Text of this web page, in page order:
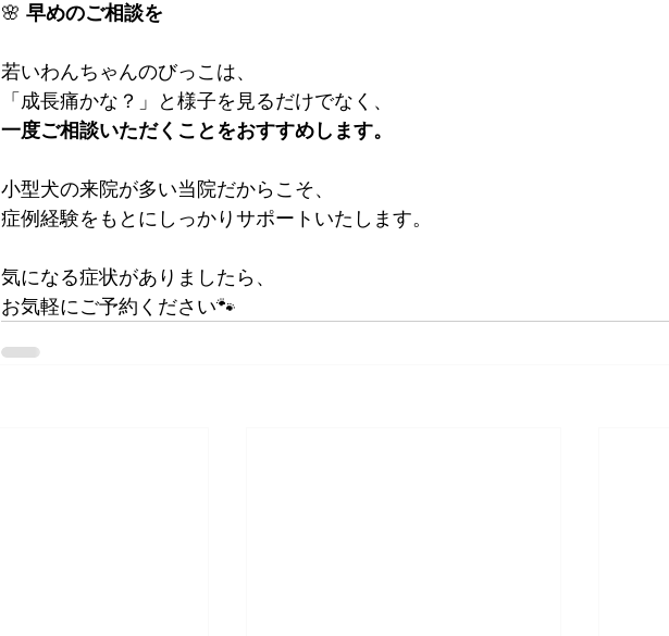
🌸 早めのご相談を
若いわんちゃんのびっこは、
「成長痛かな？」と様子を見るだけでなく、
一度ご相談いただくことをおすすめします。
小型犬の来院が多い当院だからこそ、
症例経験をもとにしっかりサポートいたします。
気になる症状がありましたら、
お気軽にご予約ください🐾